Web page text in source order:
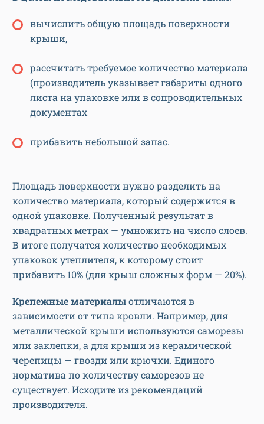
вычислить общую площадь поверхности
крыши,
рассчитать требуемое количество материала
(производитель указывает габариты одного
листа на упаковке или в сопроводительных
документах
прибавить небольшой запас.
Площадь поверхности нужно разделить на
количество материала, который содержится в
одной упаковке. Полученный результат в
квадратных метрах — умножить на число слоев.
В итоге получатся количество необходимых
упаковок утеплителя, к которому стоит
прибавить 10% (для крыш сложных форм — 20%).
Крепежные материалыотличаются в
зависимости от типа кровли. Например, для
металлической крыши используются саморезы
или заклепки, а для крыши из керамической
черепицы — гвозди или крючки. Единого
норматива по количеству саморезов не
существует. Исходите из рекомендаций
производителя.